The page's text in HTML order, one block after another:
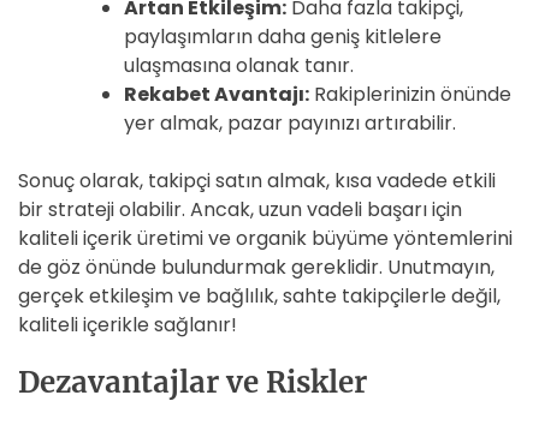
Artan Etkileşim: Daha fazla takipçi,
paylaşımların daha geniş kitlelere
ulaşmasına olanak tanır.
Rekabet Avantajı: Rakiplerinizin önünde
yer almak, pazar payınızı artırabilir.
Sonuç olarak, takipçi satın almak, kısa vadede etkili
bir strateji olabilir. Ancak, uzun vadeli başarı için
kaliteli içerik üretimi ve organik büyüme yöntemlerini
de göz önünde bulundurmak gereklidir. Unutmayın,
gerçek etkileşim ve bağlılık, sahte takipçilerle değil,
kaliteli içerikle sağlanır!
Dezavantajlar ve Riskler